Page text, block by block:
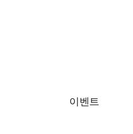
이벤트